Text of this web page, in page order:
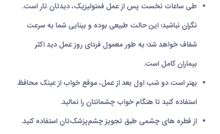
طی ساعات نخست پس از عمل فمتولیزیک، دیدتان تار است.
نگران نباشید؛ این حالت طبیعی بوده و بینایی شما به سرعت
شفاف خواهد شد؛ به طور معمول فردای روز عمل دید اکثر
بیماران کامل است.
بهتر است دو شب اول بعد از عمل، موقع خواب از عینک محافظ
استفاده کنید تا هنگام خواب چشمان‏تان را نمالید.
از قطره ‏های چشمی طبق تجویز چشم‌پزشک‌تان استفاده کنید.